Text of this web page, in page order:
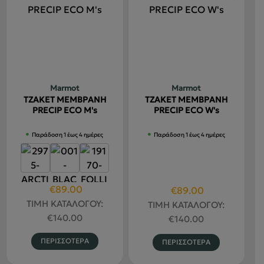
πολλαπλές
επιλεγούν
του
προϊόντος
του
Marmot
ΤΖΑΚΕΤ ΜΕΜΒΡΑΝΗ
PRECIP ECO M's
Παράδοση 1 έως 4 ημέρες
Original
price
was:
€140.00.
€89.00Η
τρέχουσα
τιμή
είναι:
€89.00.
ΤΙΜΗ ΚΑΤΑΛΟΓΟΥ:
€140.00
ΠΕΡΙΣΣΟΤΕΡΑ
Αυτό
Marmot
ΤΖΑΚΕΤ ΜΕΜΒΡΑΝΗ
PRECIP ECO W's
Παράδοση 1 έως 4 ημέρες
Original
price
was:
€140.00.
€89.00
τρέχουσα
τιμή
είναι:
€89.00.
ΤΙΜΗ ΚΑΤΑΛΟΓΟΥ:
€140.00
ΠΕΡΙΣΣΟΤΕΡΑ
Αυτό